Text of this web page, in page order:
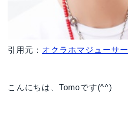
引用元： オクラホマジューサー
こんにちは、Tomoです(^^)